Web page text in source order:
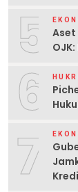
5
Aset
6
7